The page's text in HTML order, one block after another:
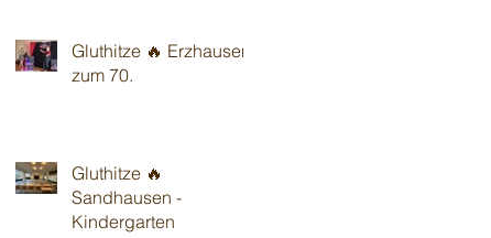
Gluthitze 🔥 Erzhausen
zum 70.
Gluthitze 🔥
Sandhausen -
Kindergarten